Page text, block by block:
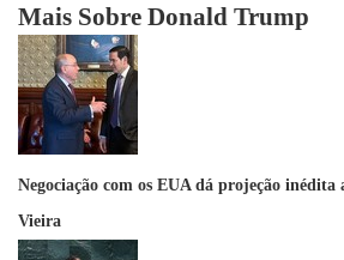
Mais Sobre Donald Trump
Negociação com os EUA dá projeção inédita
Vieira